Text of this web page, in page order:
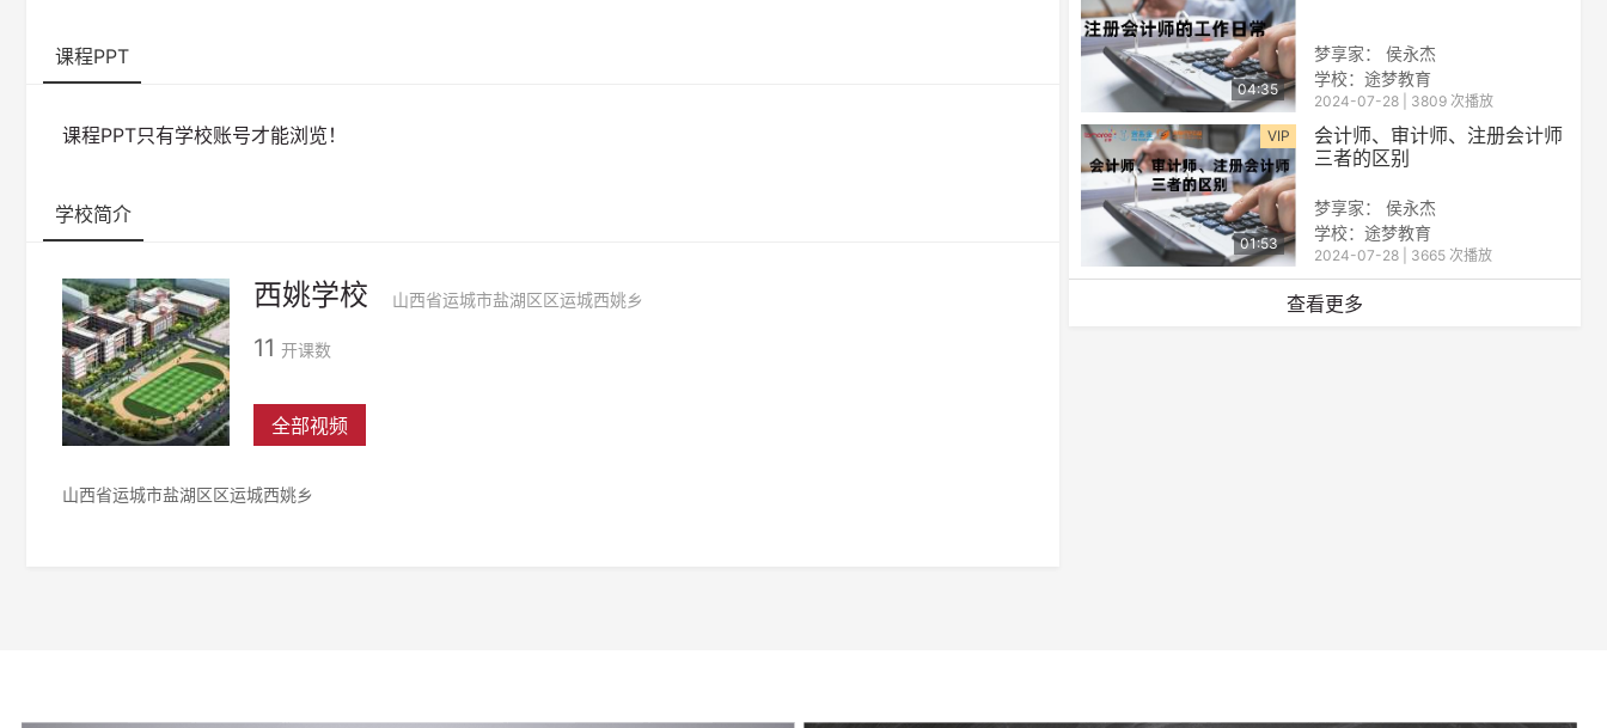
课程PPT
课程PPT只有学校账号才能浏览！
学校简介
西姚学校 山西省运城市盐湖区区运城西姚乡
11 开课数
全部视频
山西省运城市盐湖区区运城西姚乡
04:35
梦享家： 侯永杰
学校：途梦教育
2024-07-28 | 3809 次播放
VIP
01:53
会计师、审计师、注册会计师
三者的区别
梦享家： 侯永杰
学校：途梦教育
2024-07-28 | 3665 次播放
查看更多